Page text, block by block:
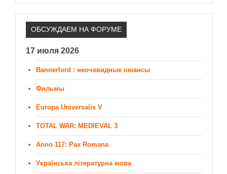
ОБСУЖДАЕМ НА ФОРУМЕ
17 июля 2026
Bannerlord : неочевидные нюансы
Фильмы
Europa Universalis V
TOTAL WAR: MEDIEVAL 3
Anno 117: Pax Romana
Українська літературна мова